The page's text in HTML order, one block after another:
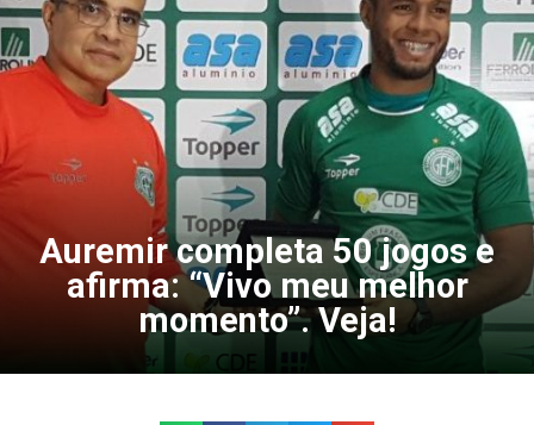
Auremir completa 50 jogos
e afirma: “Vivo meu melhor
momento”. Veja!
Futebol Profissional → Auremir completa 50 jogos e afirma: “Vivo
Auremir completa 50 jogos e
afirma: “Vivo meu melhor
momento”. Veja!